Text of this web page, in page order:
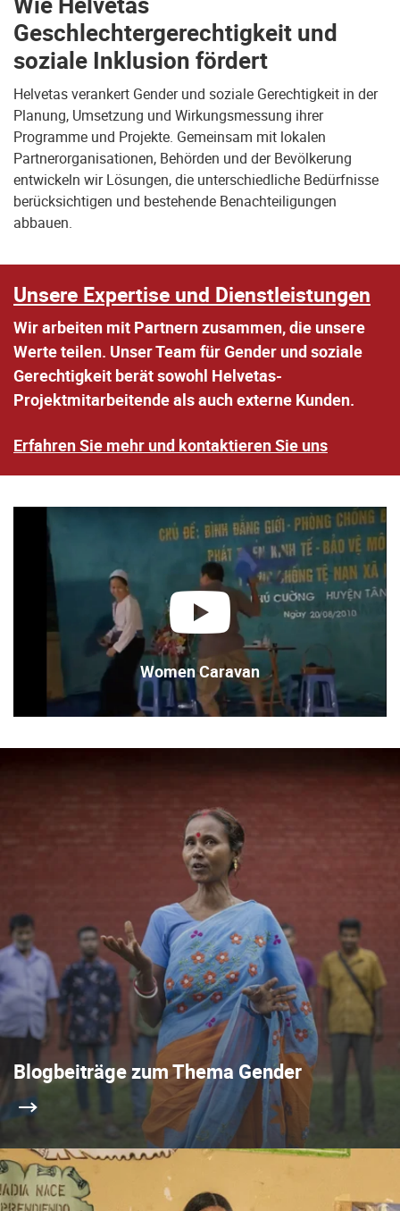
Geschlechtergerechtigkeit und
soziale Inklusion fördert
Helvetas verankert Gender und soziale Gerechtigkeit in der
Planung, Umsetzung und Wirkungsmessung ihrer
Programme und Projekte. Gemeinsam mit lokalen
Partnerorganisationen, Behörden und der Bevölkerung
entwickeln wir Lösungen, die unterschiedliche Bedürfnisse
berücksichtigen und bestehende Benachteiligungen
abbauen.
Unsere Expertise und Dienstleistungen
Wir arbeiten mit Partnern zusammen, die unsere
Werte teilen. Unser Team für Gender und soziale
Gerechtigkeit berät sowohl Helvetas-
Projektmitarbeitende als auch externe Kunden.
Erfahren Sie mehr und kontaktieren Sie uns
abspielen
Women Caravan
Blogbeiträge zum Thema Gender